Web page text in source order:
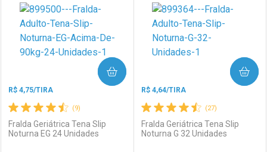
Laboratório
Por Menos Laboratório
Por Menos
(9)
R$ 4,75/TIRA
Fralda Geriátrica Tena Slip
Noturna EG 24 Unidades
COMPRAR
(27)
R$ 4,64/TIRA
Fralda Geriátrica Tena Slip
Noturna G 32 Unidades
COMPRAR